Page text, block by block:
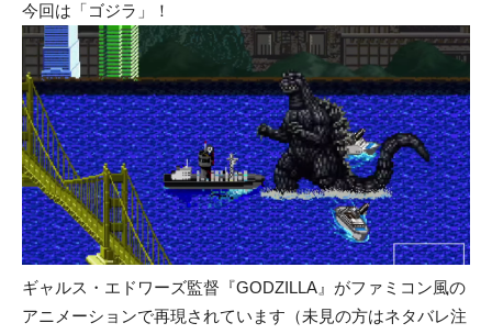
今回は「ゴジラ」！
ギャルス・エドワーズ監督『GODZILLA』がファミコン風の
アニメーションで再現されています（未見の方はネタバレ注